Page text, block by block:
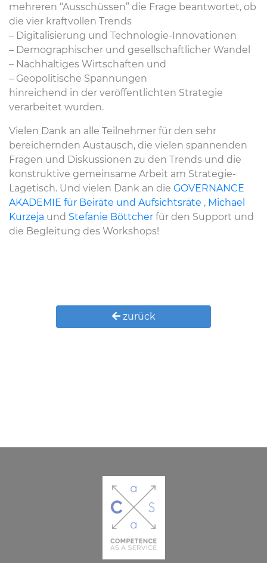
mehreren “Ausschüssen” die Frage beantwortet, ob
die vier kraftvollen Trends
– Digitalisierung und Technologie-Innovationen
– Demographischer und gesellschaftlicher Wandel
– Nachhaltiges Wirtschaften und
– Geopolitische Spannungen
hinreichend in der veröffentlichten Strategie
verarbeitet wurden.
Vielen Dank an alle Teilnehmer für den sehr
bereichernden Austausch, die vielen spannenden
Fragen und Diskussionen zu den Trends und die
konstruktive gemeinsame Arbeit am Strategie-
Lagetisch. Und vielen Dank an die GOVERNANCE
AKADEMIE für Beiräte und Aufsichtsräte , Michael
Kurzeja und Stefanie Böttcher für den Support und
die Begleitung des Workshops!
zurück